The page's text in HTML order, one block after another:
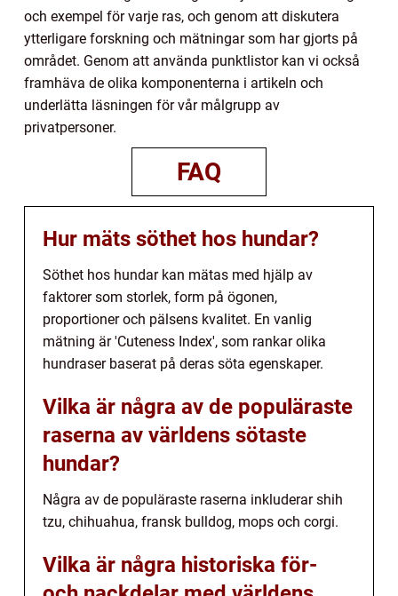
och exempel för varje ras, och genom att diskutera
ytterligare forskning och mätningar som har gjorts på
området. Genom att använda punktlistor kan vi också
framhäva de olika komponenterna i artikeln och
underlätta läsningen för vår målgrupp av
privatpersoner.
FAQ
Hur mäts söthet hos hundar?
Söthet hos hundar kan mätas med hjälp av
faktorer som storlek, form på ögonen,
proportioner och pälsens kvalitet. En vanlig
mätning är 'Cuteness Index', som rankar olika
hundraser baserat på deras söta egenskaper.
Vilka är några av de populäraste
raserna av världens sötaste
hundar?
Några av de populäraste raserna inkluderar shih
tzu, chihuahua, fransk bulldog, mops och corgi.
Vilka är några historiska för-